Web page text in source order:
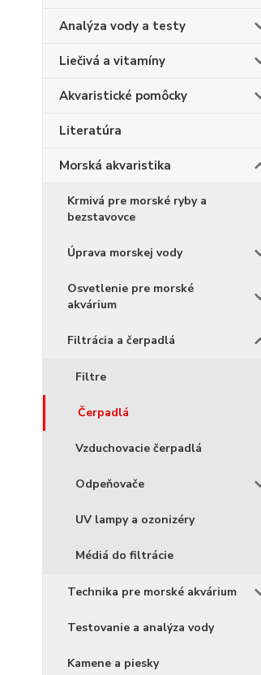
Analýza vody a testy
Liečivá a vitamíny
Akvaristické pomôcky
Literatúra
Morská akvaristika
Krmivá pre morské ryby a
bezstavovce
Úprava morskej vody
Osvetlenie pre morské
akvárium
Filtrácia a čerpadlá
Filtre
Čerpadlá
Vzduchovacie čerpadlá
Odpeňovače
UV lampy a ozonizéry
Médiá do filtrácie
Technika pre morské akvárium
Testovanie a analýza vody
Kamene a piesky